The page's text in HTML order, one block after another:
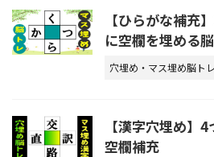
【ひらがな補充
に空欄を埋める
穴埋め・マス埋め脳トレ
【漢字穴埋め】
空欄補充